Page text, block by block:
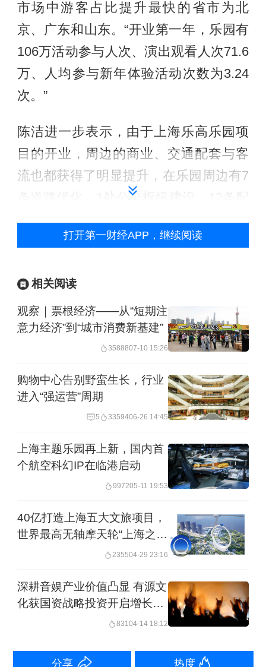
市场中游客占比提升最快的省市为北
京、广东和山东。“开业第一年，乐园有
106万活动参与人次、演出观看人次71.6
万、人均参与新年体验活动次数为3.24
次。”
陈洁进一步表示，由于上海乐高乐园项
目的开业，周边的商业、交通配套与客
流也都获得了明显提升，在乐园周边有7
条道路优化、1处公交枢纽建设、12条配
套交通线路开通、去年下半年在滴滴平
台上的订单较上半年提升了735%。
谈及消费情况，陈洁透露，开业第一
年，上海乐高乐园门票收入与二次消费
收入各占50%。在商品端，乐园累计售
出超23万个乐高人仔，其中约四分之一
是游客在园内自主设计并作为纪念品收
“主题景区的收入来源主要包括门票、餐
饮、购物、住宿等，一些传统景区的收
具有IP衍生价值的一些主题乐园则有大
打开第一财经APP，继续阅读
相关阅读
观察｜票根经济——从“短期注
意力经济”到“城市消费新基建”
3588807-10 15:26
购物中心告别野蛮生长，行业
进入“强运营”周期
5 3359406-26 14:45
上海主题乐园再上新，国内首
个航空科幻IP在临港启动
997205-11 19:53
40亿打造上海五大文旅项目，
世界最高无轴摩天轮“上海之
235504-29 23:16
深耕音娱产业价值凸显 有源文
化获国资战略投资开启增长新
83104-14 18:12
分享 热度